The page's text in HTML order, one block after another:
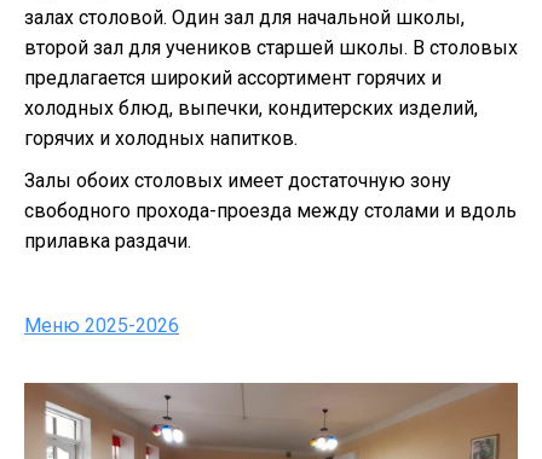
залах столовой. Один зал для начальной школы,
второй зал для учеников старшей школы. В столовых
предлагается широкий ассортимент горячих и
холодных блюд, выпечки, кондитерских изделий,
горячих и холодных напитков.
Залы обоих столовых имеет достаточную зону
свободного прохода-проезда между столами и вдоль
прилавка раздачи.
Меню 2025-2026